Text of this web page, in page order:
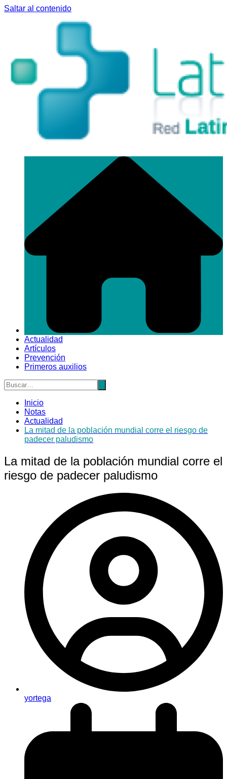
Saltar al contenido
Actualidad
Artículos
Prevención
Primeros auxilios
Inicio
Notas
Actualidad
La mitad de la población mundial corre el riesgo de
padecer paludismo
La mitad de la población mundial corre el
riesgo de padecer paludismo
yortega